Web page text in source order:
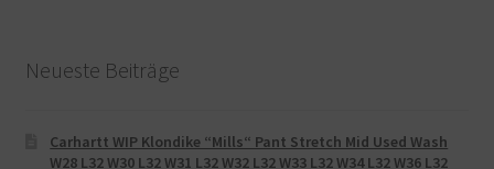
Neueste Beiträge
Carhartt WIP Klondike “Mills“ Pant Stretch Mid Used Wash
W28 L32 W30 L32 W31 L32 W32 L32 W33 L32 W34 L32 W36 L32